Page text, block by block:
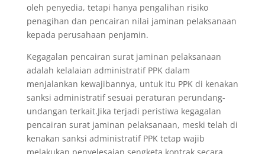
oleh penyedia, tetapi hanya pengalihan risiko
penagihan dan pencairan nilai jaminan pelaksanaan
kepada perusahaan penjamin.
Kegagalan pencairan surat jaminan pelaksanaan
adalah kelalaian administratif PPK dalam
menjalankan kewajibannya, untuk itu PPK di kenakan
sanksi administratif sesuai peraturan perundang-
undangan terkait.Jika terjadi peristiwa kegagalan
pencairan surat jaminan pelaksanaan, meski telah di
kenakan sanksi administratif PPK tetap wajib